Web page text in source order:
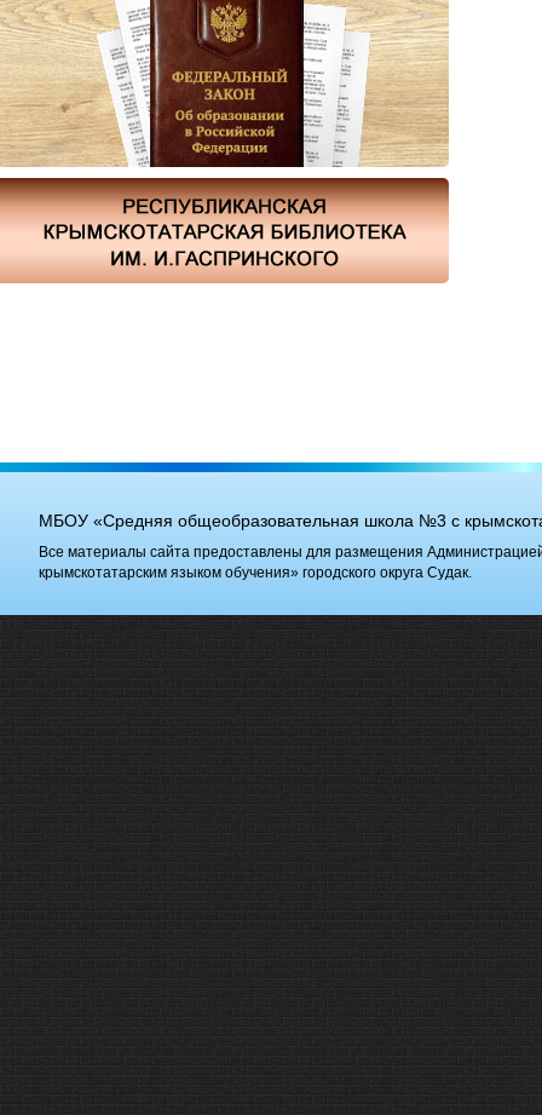
МБОУ «Средняя общеобразовательная школа №3 с
Все материалы сайта предоставлены для размещения
крымскотатарским языком обучения» городского округа Судак.